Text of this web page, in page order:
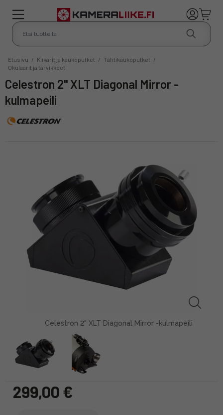
Etusivu / Kiikarit ja kaukoputket / Tähtikaukoputket /
Okulaarit ja tarvikkeet
Celestron 2" XLT Diagonal Mirror -
kulmapeili
Celestron 2" XLT Diagonal Mirror -kulmapeili
299,00 €